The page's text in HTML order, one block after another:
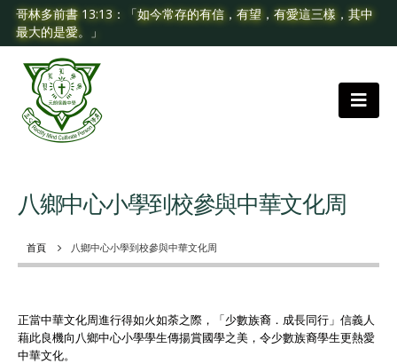
哥林多前書 13:13：「如今常存的有信，有望，有愛這三樣，其中
最大的是愛。」
首頁 八鄉中心小學到校參與中華文化周
八鄉中心小學到校參與中華文化周
正當中華文化周進行得如火如荼之際，「少數族裔．成長同行」信義人
藉此良機向八鄉中心小學學生傳揚賞國學之美，令少數族裔學生更熱愛
中華文化。